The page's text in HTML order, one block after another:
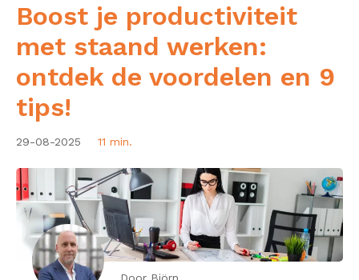
Boost je productiviteit
met staand werken:
ontdek de voordelen en 9
tips!
29-08-2025 11 min.